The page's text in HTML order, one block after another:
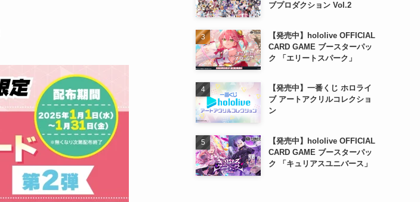
ブプロダクション Vol.2
【発売中】hololive OFFICIAL
CARD GAME ブースターパッ
ク 「エリートスパーク」
【発売中】一番くじ ホロライ
ブ アートアクリルコレクショ
ン
【発売中】hololive OFFICIAL
CARD GAME ブースターパッ
ク 「キュリアスユニバース」